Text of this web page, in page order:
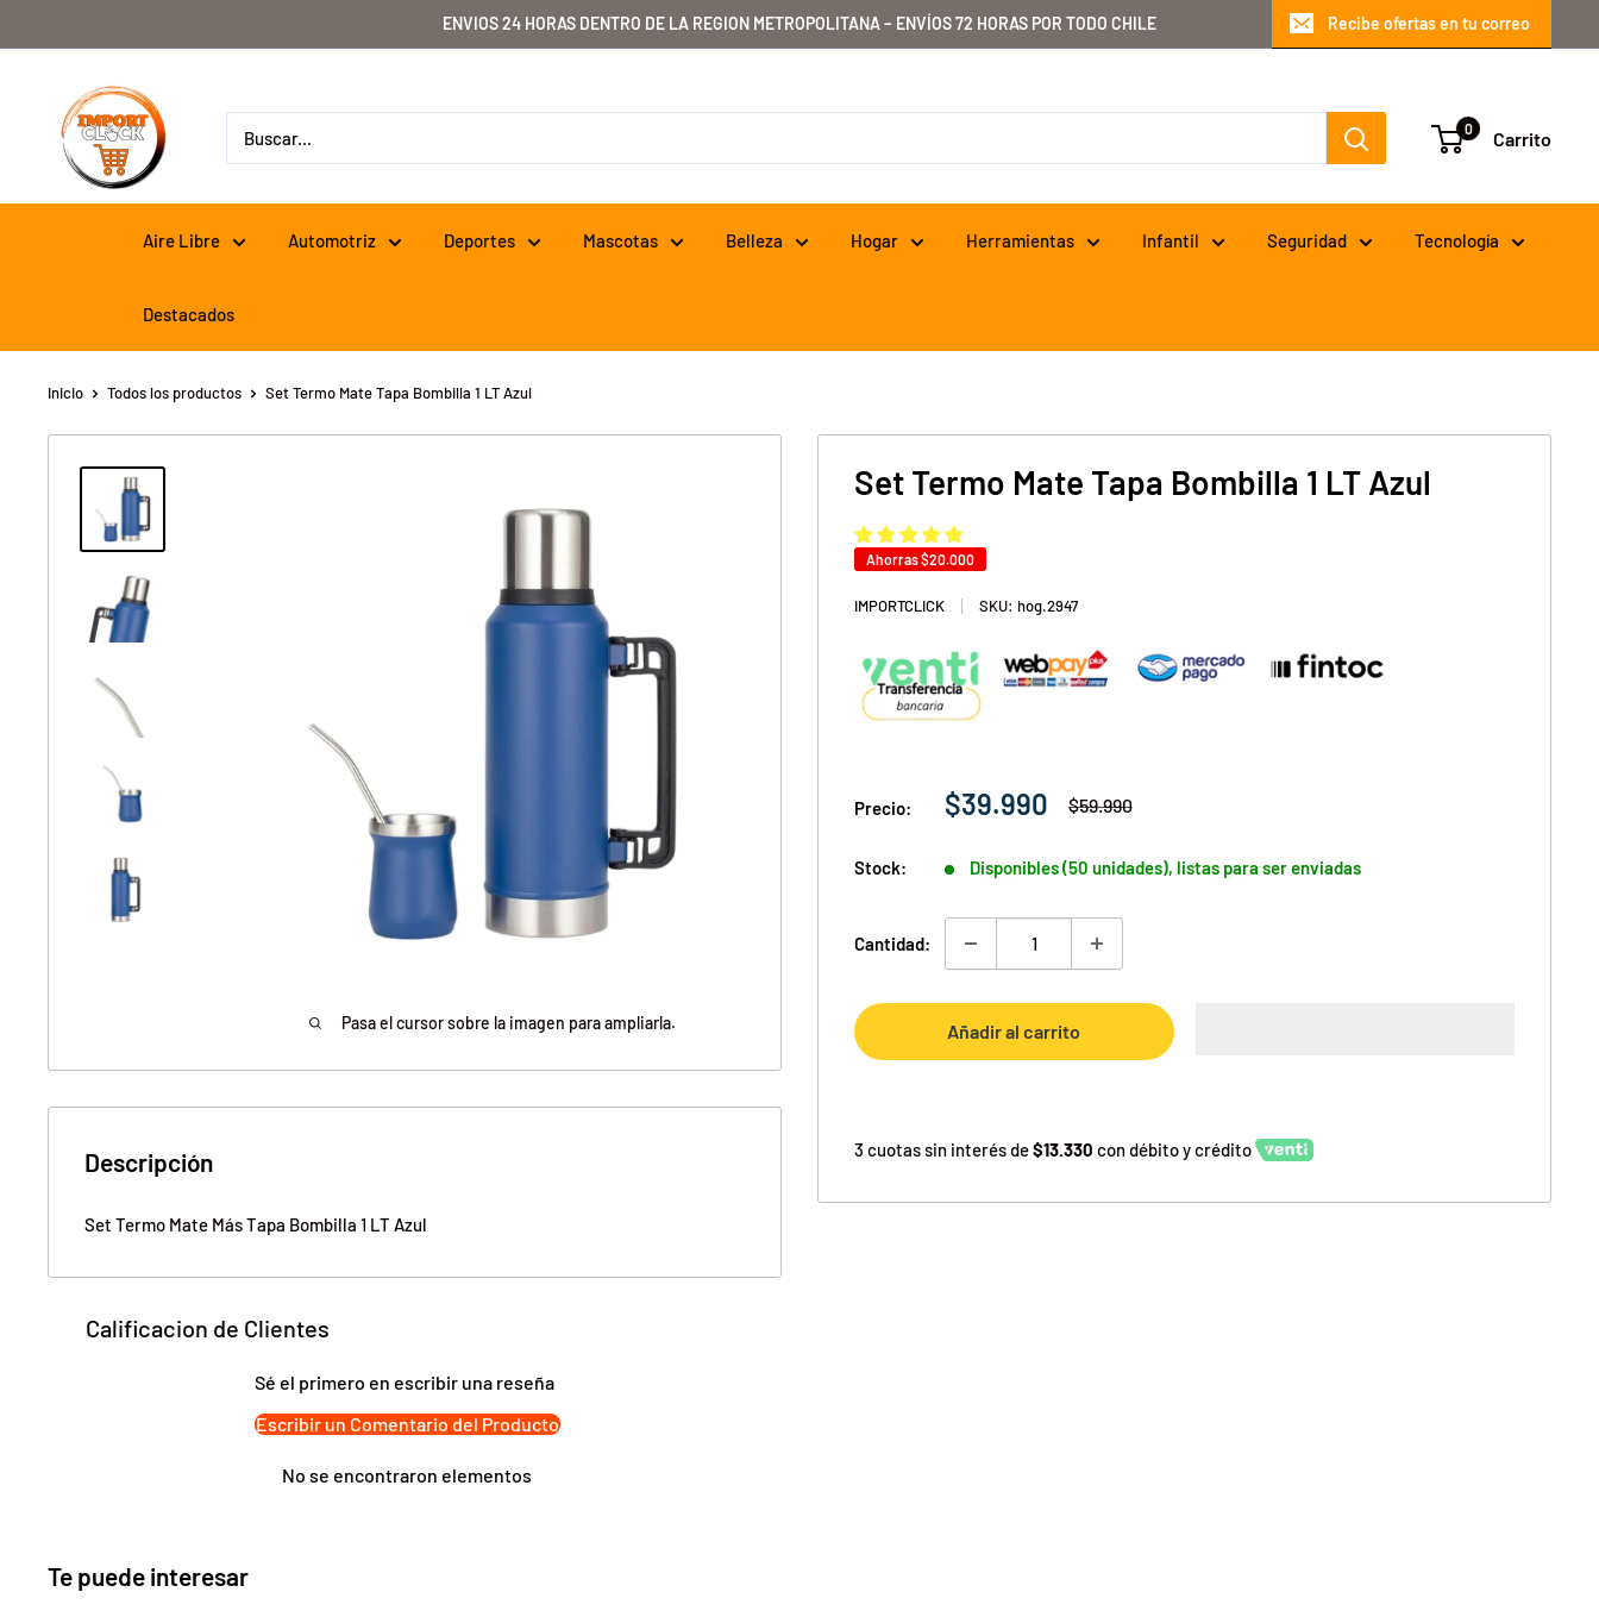
directamente
contenido
ENVIOS 24 HORAS DENTRO DE LA REGION METROPOLITANA – ENVÍOS 72 HORAS POR TODO CHILE Recibe ofertas en tu correo
Importclick
0 Carrito
Aire Libre Automotriz Deportes Mascotas Belleza Hogar Herramientas Infantil Seguridad Tecnología
Destacados
Inicio Todos los productos Set Termo Mate Tapa Bombilla 1 LT Azul
Pasa el cursor sobre la imagen para ampliarla.
Set Termo Mate Tapa Bombilla 1 LT Azul
Ahorras$20.000
IMPORTCLICK SKU: hog.2947
Precio:
Precio
venta
$39.990
Precio
$59.990
Stock: Disponibles (50 unidades), listas para ser enviadas
Cantidad:
Añadir al carrito
3 cuotas sin interés de$13.330 con débito y crédito
Descripción
Set Termo Mate Más Tapa Bombilla 1 LT Azul
Calificacion de Clientes
Sé el primero en escribir una reseña
Escribir un Comentario del Producto
No se encontraron elementos
Te puede interesar